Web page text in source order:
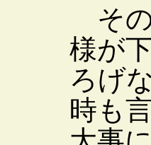
その
様が
ろげ
時も